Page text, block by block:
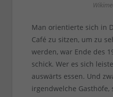
Man orientierte sich in
Café zu sitzen, um zu
werden, war Ende des
schick. Wer es sich
auswärts essen. Und
irgendwelche